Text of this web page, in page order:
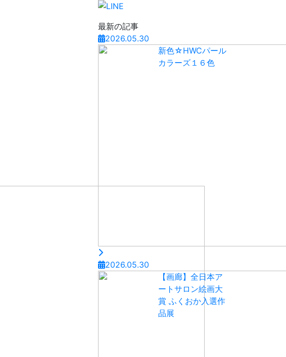
最新の記事
2026.05.30
新色☆HWCパール
カラーズ１６色
2026.05.30
【画廊】全日本ア
ートサロン絵画大
賞 ふくおか入選作
品展